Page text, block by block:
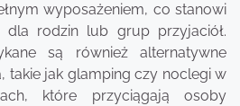
wyposażeniem, co stanowi
dla rodzin lub grup przyjaciół.
są również alternatywne
takie jak glamping czy noclegi w
które przyciągają osoby